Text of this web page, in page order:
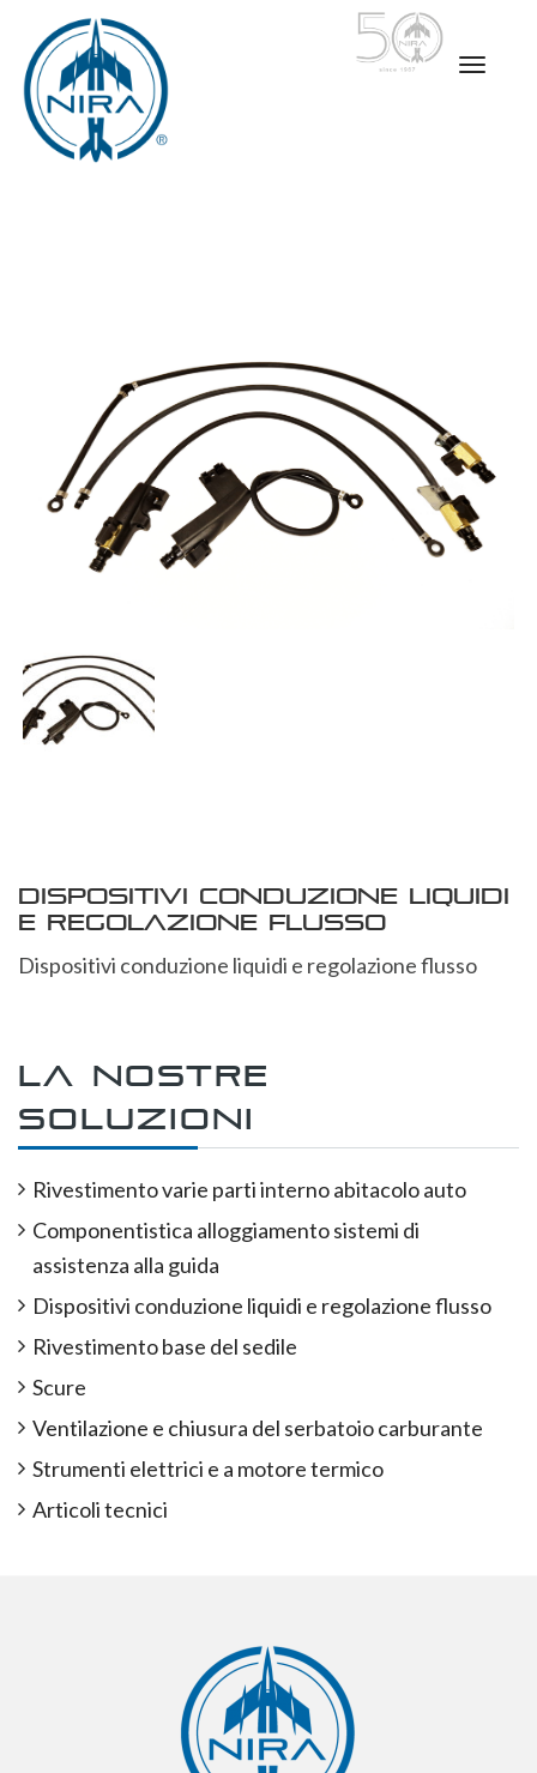
Dispositivi conduzione liquidi
e regolazione flusso
Dispositivi conduzione liquidi e regolazione flusso
La nostre
soluzioni
Rivestimento varie parti interno abitacolo auto
Componentistica alloggiamento sistemi di
assistenza alla guida
Dispositivi conduzione liquidi e regolazione flusso
Rivestimento base del sedile
Scure
Ventilazione e chiusura del serbatoio carburante
Strumenti elettrici e a motore termico
Articoli tecnici